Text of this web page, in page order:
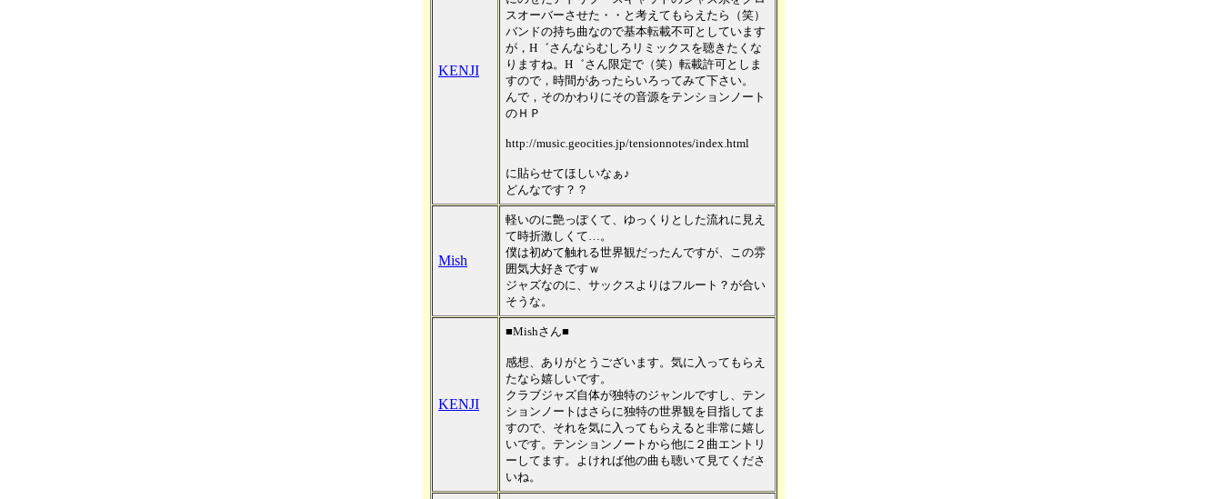
KENJI
スオーバーさせた・・と考えてもらえたら（笑）
バンドの持ち曲なので基本転載不可としています
が，H゛さんならむしろリミックスを聴きたくな
りますね。H゛さん限定で（笑）転載許可としま
すので，時間があったらいろってみて下さい。
んで，そのかわりにその音源をテンションノート
のＨＰ
http://music.geocities.jp/tensionnotes/index.html
に貼らせてほしいなぁ♪
どんなです？？
Mish
軽いのに艶っぽくて、ゆっくりとした流れに見え
て時折激しくて…。
僕は初めて触れる世界観だったんですが、この雰
囲気大好きですｗ
ジャズなのに、サックスよりはフルート？が合い
そうな。
KENJI
■Mishさん■
感想、ありがとうございます。気に入ってもらえ
たなら嬉しいです。
クラブジャズ自体が独特のジャンルですし、テン
ションノートはさらに独特の世界観を目指してま
すので、それを気に入ってもらえると非常に嬉し
いです。テンションノートから他に２曲エントリ
ーしてます。よければ他の曲も聴いて見てくださ
いね。